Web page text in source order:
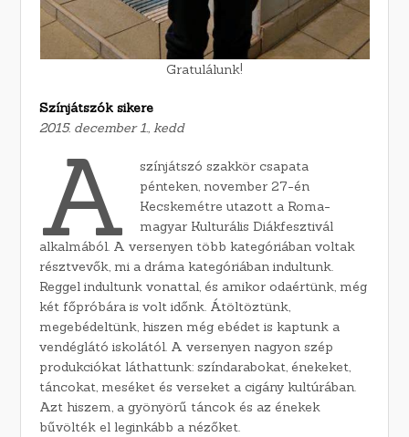
Gratulálunk!
Színjátszók sikere
2015. december 1., kedd
A
színjátszó szakkör csapata
pénteken, november 27-én
Kecskemétre utazott a Roma-
magyar Kulturális Diákfesztivál
alkalmából. A versenyen több kategóriában voltak
résztvevők, mi a dráma kategóriában indultunk.
Reggel indultunk vonattal, és amikor odaértünk, még
két főpróbára is volt időnk. Átöltöztünk,
megebédeltünk, hiszen még ebédet is kaptunk a
vendéglátó iskolától. A versenyen nagyon szép
produkciókat láthattunk: színdarabokat, énekeket,
táncokat, meséket és verseket a cigány kultúrában.
Azt hiszem, a gyönyörű táncok és az énekek
bűvölték el leginkább a nézőket.